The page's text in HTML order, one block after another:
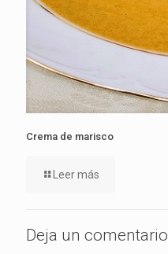
Crema de marisco
Leer más
Deja un comentario